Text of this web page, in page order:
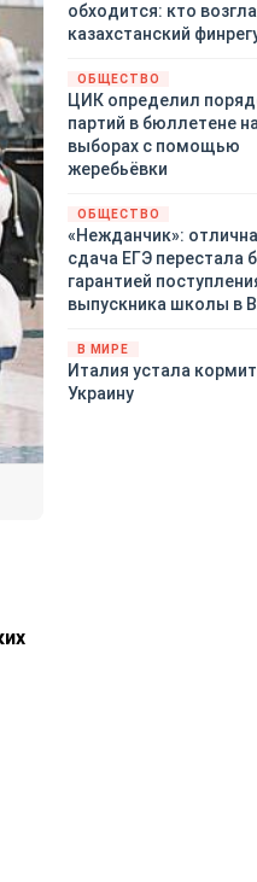
обходится: кто
казахстанский
ОБЩЕСТВО
ЦИК определил
партий в бюллетене на
выборах с помощью
жеребьёвки
ОБЩЕСТВО
«Нежданчик»:
сдача ЕГЭ перестала
гарантией
выпускника школы в
В МИРЕ
Италия устала
Украину